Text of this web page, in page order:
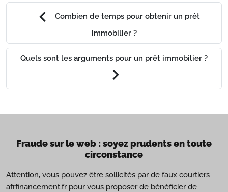
chevron_left
Combien de temps pour obtenir un prêt
immobilier ?
Quels sont les arguments pour un prêt immobilier ?
chevron_right
Fraude sur le web : soyez prudents en toute
circonstance
Attention, vous pouvez être sollicités par de faux courtiers
afrfinancement.fr pour vous proposer de bénéficier de